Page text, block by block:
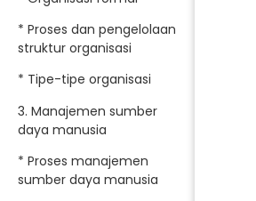
* Proses dan pengelolaan
struktur organisasi
* Tipe-tipe organisasi
3. Manajemen sumber
daya manusia
* Proses manajemen
sumber daya manusia